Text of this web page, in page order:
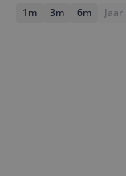
1m 3m 6m Jaar